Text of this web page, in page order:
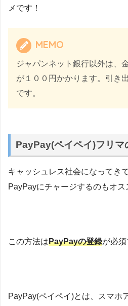
メです！
MEMO
ジャパンネット銀行以外は、
が１００円かかります。引き
です。
PayPay(ペイペイ)フリマ
キャッシュレス社会になってき
PayPayにチャージするのもオス
この方法はPayPayの登録が必須
PayPay(ペイペイ)とは、スマホ